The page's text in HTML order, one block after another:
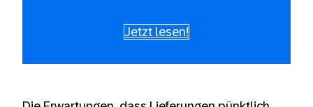
Jetzt lesen!